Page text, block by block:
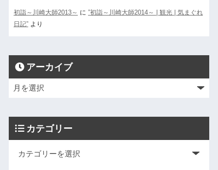
初詣～川崎大師2013～ に ”初詣～川崎大師2014～ | 観光 | 気まぐれ
日記”より
アーカイブ
カテゴリー